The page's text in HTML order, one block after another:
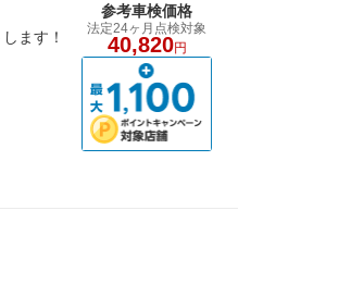
ます！
参考車検価格
法定24ヶ月点検対象
40,820円